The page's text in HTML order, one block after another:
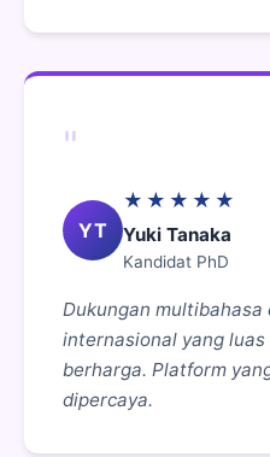
"
YT
★★★★★
Yuki Tanaka
Kandidat PhD
Dukungan multibahasa
internasional yang
berharga. Platform
dipercaya.